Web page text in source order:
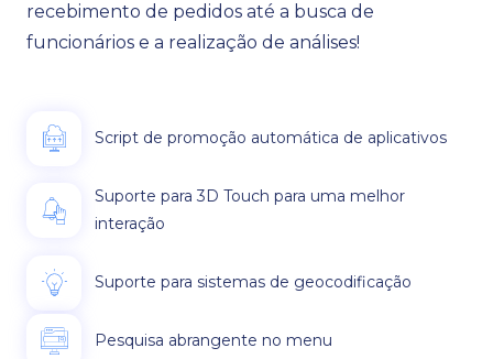
recebimento de pedidos até a busca de
funcionários e a realização de análises!
Script de promoção automática de aplicativos
Suporte para 3D Touch para uma melhor
interação
Suporte para sistemas de geocodificação
Pesquisa abrangente no menu